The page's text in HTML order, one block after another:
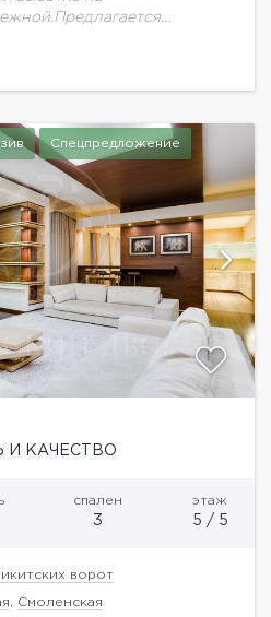
своими видами на
Спецпредложение
И КАЧЕСТВО
спален
3
этаж
5 / 5
ворот
Смоленская